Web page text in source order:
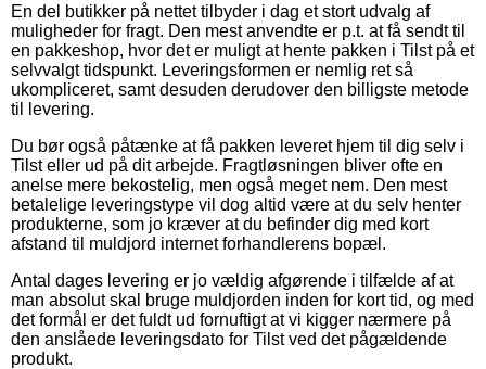
En del butikker på nettet tilbyder i dag et stort udvalg af
muligheder for fragt. Den mest anvendte er p.t. at få sendt til
en pakkeshop, hvor det er muligt at hente pakken i Tilst på et
selvvalgt tidspunkt. Leveringsformen er nemlig ret så
ukompliceret, samt desuden derudover den billigste metode
til levering.
Du bør også påtænke at få pakken leveret hjem til dig selv i
Tilst eller ud på dit arbejde. Fragtløsningen bliver ofte en
anelse mere bekostelig, men også meget nem. Den mest
betalelige leveringstype vil dog altid være at du selv henter
produkterne, som jo kræver at du befinder dig med kort
afstand til muldjord internet forhandlerens bopæl.
Antal dages levering er jo vældig afgørende i tilfælde af at
man absolut skal bruge muldjorden inden for kort tid, og med
det formål er det fuldt ud fornuftigt at vi kigger nærmere på
den anslåede leveringsdato for Tilst ved det pågældende
produkt.